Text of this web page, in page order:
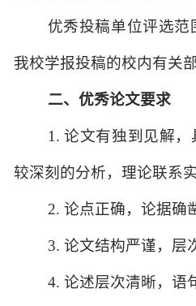
优秀投稿单位评选范
我校学报投稿的校内有关部
二、优秀论文要求
1. 论文有独到见解
较深刻的分析，理论联系实
2. 论点正确，论据确
3. 论文结构严谨，层
4. 论述层次清晰，语